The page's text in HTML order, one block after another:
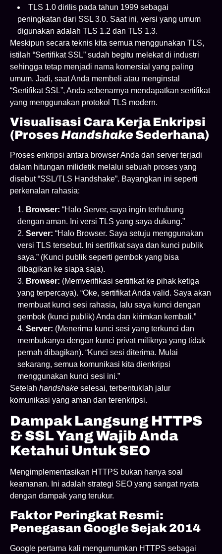
TLS 1.0 dirilis pada tahun 1999 sebagai
peningkatan dari SSL 3.0. Saat ini, versi yang umum
digunakan adalah TLS 1.2 dan TLS 1.3.
Meskipun secara teknis kita semua menggunakan TLS,
istilah “Sertifikat SSL” sudah begitu melekat di industri
sehingga tetap menjadi nama komersial yang paling
umum. Jadi, saat Anda membeli atau menginstal
“Sertifikat SSL”, Anda sebenarnya mendapatkan sertifikat
yang menggunakan protokol TLS modern.
Visualisasi Cara Kerja Enkripsi
(ProsesHandshakeSederhana)
Proses enkripsi antara browser Anda dan server terjadi
dalam hitungan milidetik melalui sebuah proses yang
disebut “SSL/TLS Handshake”. Bayangkan ini seperti
perkenalan rahasia:
Browser: “Halo Server, saya ingin terhubung
dengan aman. Ini versi TLS yang saya dukung.”
Server: “Halo Browser. Saya setuju menggunakan
versi TLS tersebut. Ini sertifikat saya dan kunci publik
saya.” (Kunci publik seperti gembok yang bisa
dibagikan ke siapa saja).
Browser: (Memverifikasi sertifikat ke pihak ketiga
yang terpercaya). “Oke, sertifikat Anda valid. Saya akan
membuat kunci sesi rahasia, lalu saya kunci dengan
gembok (kunci publik) Anda dan kirimkan kembali.”
Server: (Menerima kunci sesi yang terkunci dan
membukanya dengan kunci privat miliknya yang tidak
pernah dibagikan). “Kunci sesi diterima. Mulai
sekarang, semua komunikasi kita dienkripsi
menggunakan kunci sesi ini.”
Setelah handshake selesai, terbentuklah jalur
komunikasi yang aman dan terenkripsi.
Dampak Langsung HTTPS
& SSL Yang Wajib Anda
Ketahui Untuk SEO
Mengimplementasikan HTTPS bukan hanya soal
keamanan. Ini adalah strategi SEO yang sangat nyata
dengan dampak yang terukur.
Faktor Peringkat Resmi:
Penegasan Google Sejak 2014
Google pertama kali mengumumkan HTTPS sebagai